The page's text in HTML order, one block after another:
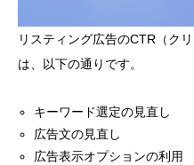
リスティング広告のCTR（ク
は、以下の通りです。
キーワード選定の見直し
広告文の見直し
広告表示オプションの利用